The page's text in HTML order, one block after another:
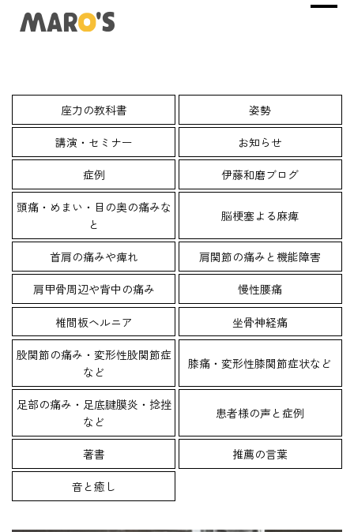
座力の教科書 姿勢
講演・セミナー お知らせ
症例 伊藤和磨ブログ
頭痛・めまい・目の奥の痛みな
と
脳梗塞よる麻痺
首肩の痛みや痺れ 肩関節の痛みと機能障害
肩甲骨周辺や背中の痛み 慢性腰痛
椎間板ヘルニア 坐骨神経痛
股関節の痛み・変形性股関節症
など
膝痛・変形性膝関節症状など
足部の痛み・足底腱膜炎・捻挫
など
患者様の声と症例
著書 推薦の言葉
音と癒し